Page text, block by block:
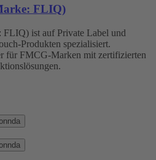
FLIQ)
ist auf Private Label und
Produkten spezialisiert.
für FMCG-Marken mit zertifizierten